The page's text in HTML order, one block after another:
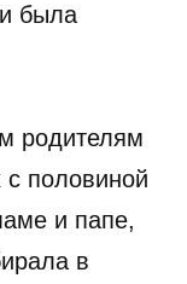
была
родителям
половиной
и папе,
в